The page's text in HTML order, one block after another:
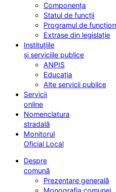
Componența
Statul de funcții
Programul de
Extrase din legislație
Instituțiile
și serviciile publice
ANPIS
Educația
Alte servicii publice
Servicii
online
Nomenclatura
stradală
Monitorul
Oficial Local
Despre
comună
Prezentare generală
Monografia comunei